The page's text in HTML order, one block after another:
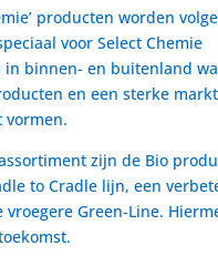
producten worden
voor Select Chemie
in binnen- en buitenland
en een sterke
vormen.
zijn de Bio
to Cradle lijn, een
vroegere Green-Line.